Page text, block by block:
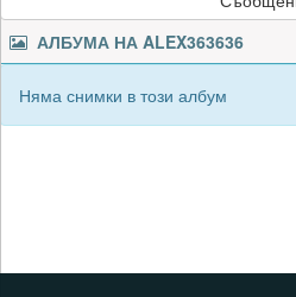
АЛБУМА НА ALEX363636
Няма снимки в този албум